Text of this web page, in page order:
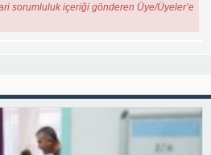
sorumluluk içeriği gönderen Üye/Üyeler’e